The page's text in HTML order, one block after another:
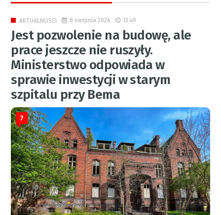
AKTUALNOŚCI 8 sierpnia 2026 13:49
Jest pozwolenie na budowę, ale
prace jeszcze nie ruszyły.
Ministerstwo odpowiada w
sprawie inwestycji w starym
szpitalu przy Bema
7